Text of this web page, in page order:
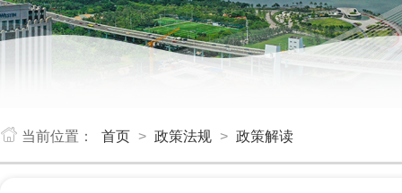
当前位置： 首页 > 政策法规 > 政策解读